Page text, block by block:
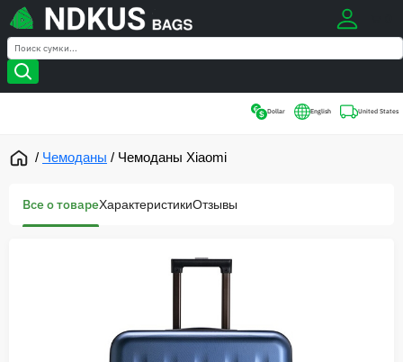
Search
Search
Dollar English United States
/ Чемоданы / Чемоданы Xiaomi
Все о товареХарактеристикиОтзывы